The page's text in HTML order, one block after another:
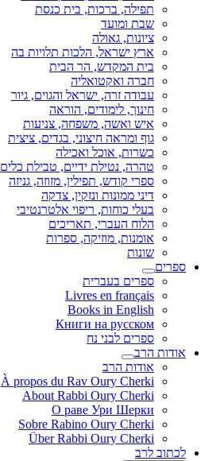
תפילה, ברכות, בית כנסת
שבת ומועד
ציונות, גאולה
ארץ ישראל, הלכות תלויות בה
בית המקדש, הר הבית
חברה ואקטואליה
עבודה זרה, ישראל והגוים, גיור
חינוך, לימודים, הוראה
איש ואשה, משפחה, צניעות
גוף ומראה חיצוני, בגדים, ציצית
כשרות, אוכל ואכילה
טהרה, נטילת ידיים, טבילת כלים
ספרי קודש, תפילין, מזוזה, גניזה
דיני ממונות ונזקין, צדקה
בעלי כוחות, ריפוי אלטרנטיבי
הלוח העברי, תאריכים
אומנות, מוזיקה, ספרות
שונות
ספרים
ספרים בעברית
Livres en français
Books in English
Книги на русском
ספרים לבני נח
אודות הרב
אודות הרב
À propos du Rav Oury Cherki
About Rabbi Oury Cherki
О раве Ури Шерки
Sobre Rabino Oury Cherki
Über Rabbi Oury Cherki
לכתוב לרב